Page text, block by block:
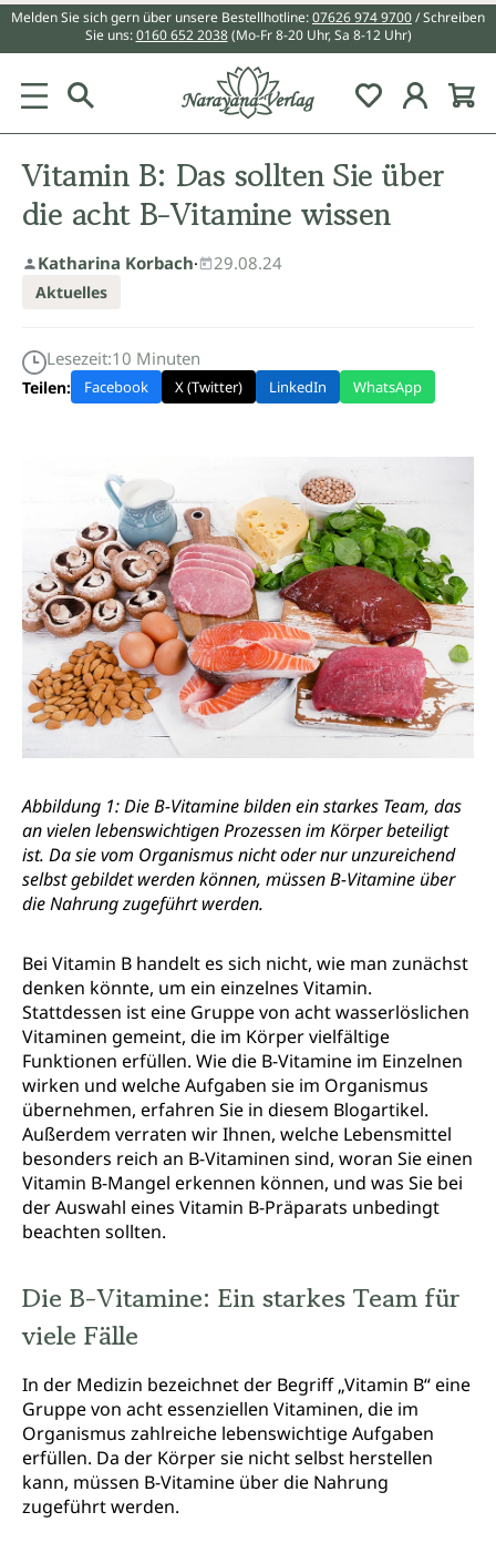
springen
Melden Sie sich gern über unsere Bestellhotline:07626 974 9700/ Schreiben
Sie uns:0160 652 2038 (Mo-Fr 8-20 Uhr, Sa 8-12 Uhr)
Du hast 0
Vitamin B: Das sollten Sie über
die acht B-Vitamine wissen
Katharina Korbach· 29.08.24
Aktuelles
Lesezeit:10 Minuten
Teilen: Facebook X (Twitter) LinkedIn WhatsApp
Abbildung 1: Die B-Vitamine bilden ein starkes Team, das
an vielen lebenswichtigen Prozessen im Körper beteiligt
ist. Da sie vom Organismus nicht oder nur unzureichend
selbst gebildet werden können, müssen B-Vitamine über
die Nahrung zugeführt werden.
Bei Vitamin B handelt es sich nicht, wie man zunächst
denken könnte, um ein einzelnes Vitamin.
Stattdessen ist eine Gruppe von acht wasserlöslichen
Vitaminen gemeint, die im Körper vielfältige
Funktionen erfüllen. Wie die B-Vitamine im Einzelnen
wirken und welche Aufgaben sie im Organismus
übernehmen, erfahren Sie in diesem Blogartikel.
Außerdem verraten wir Ihnen, welche Lebensmittel
besonders reich an B-Vitaminen sind, woran Sie einen
Vitamin B-Mangel erkennen können, und was Sie bei
der Auswahl eines Vitamin B-Präparats unbedingt
beachten sollten.
Die B-Vitamine: Ein starkes Team für
viele Fälle
In der Medizin bezeichnet der Begriff „Vitamin B“ eine
Gruppe von acht essenziellen Vitaminen, die im
Organismus zahlreiche lebenswichtige Aufgaben
erfüllen. Da der Körper sie nicht selbst herstellen
kann, müssen B-Vitamine über die Nahrung
zugeführt werden.